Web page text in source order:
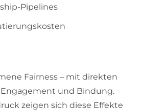
Pipelines
Fairness – mit direkten
und Bindung.
zeigen sich diese Effekte